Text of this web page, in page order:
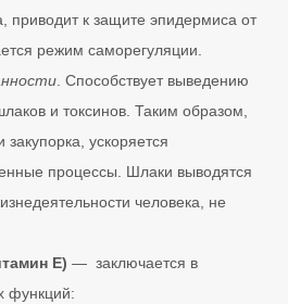
приводит к защите эпидермиса от
режим саморегуляции.
. Способствует выведению
и токсинов. Таким образом,
закупорка, ускоряется
процессы. Шлаки выводятся
человека, не
Е) — заключается в
функций: